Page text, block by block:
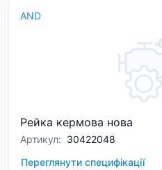
AND
Рейка кермова нова
Артикул: 30422048
Переглянути специфікації